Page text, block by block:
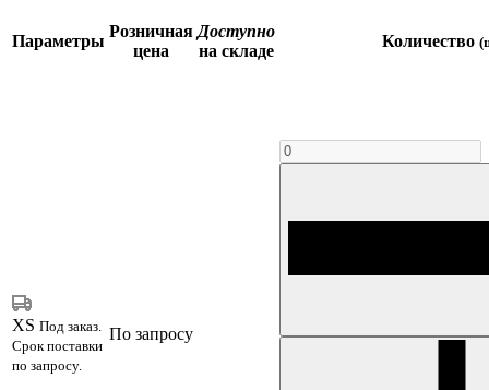
Параметры
Розничная
цена
Доступно
на складе
Количество
XS Под заказ.
Срок поставки
по запросу.
По запросу